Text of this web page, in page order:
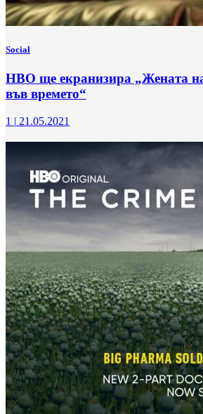
Social
HBO ще екранизира „Жената
във времето“
1 | 21.05.2021